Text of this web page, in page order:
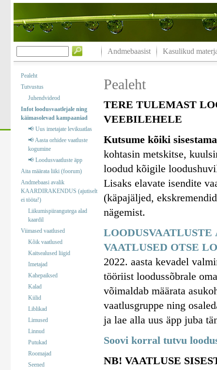
Andmebaasist Kasulikud
Pealeht
Tutvustus
Juhendvideod
Infot loodusvaatlejale ning
käimasolevad kampaaniad
📢 Uus imetajate levikuatlas
📢 Aasta orhidee vaatluste
kogumine
📢 Loodusvaatluste äpp
Aita määrata liiki (foorum)
Andmebaasi avalik
KAARDIRAKENDUS (ajutiselt
ei tööta!)
Liikumispiirangutega alad
kaardil
Viimased vaatlused
Kõik vaatlused
Kaitsealused liigid
Imetajad
Kahepaiksed
Kalad
Kiilid
Liblikad
Limused
Linnud
Putukad
Roomajad
Seened
Pealeht
TERE TULEMAST
VEEBILEHELE
Kutsume kõiki
kohtasin metskitse,
loodud kõigile
Lisaks elavate isendite
(käpajäljed,
nägemist.
VAATLUSED OTSE
2022. aasta kevadel
tööriist loodussõbrale
võimaldab määrata
vaatlusgruppe ning
ja lae alla uus äpp juba
Soovi korral tutvu
NB! VAATLUSE